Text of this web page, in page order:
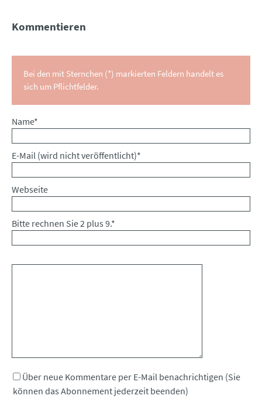
Kommentieren
Bei den mit Sternchen (*) markierten Feldern handelt es
sich um Pflichtfelder.
Pflichtfeld
Name*
Pflichtfeld
E-Mail (wird nicht veröffentlicht)*
Webseite
Bitte rechnen Sie 2 plus 9.*
Über neue Kommentare per E-Mail benachrichtigen (Sie
können das Abonnement jederzeit beenden)